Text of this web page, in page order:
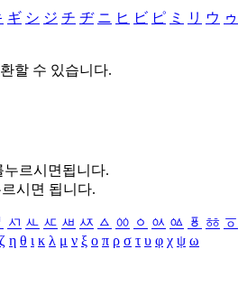
ギ シ ジ チ ヂ ニ ヒ ビ ピ ミ リ ウ ゥ
할 수 있습니다.
누르시면됩니다.
시면 됩니다.
ㅺ ㅻ ㅼ ㅽ ㅾ ㅿ ㆀ ㆁ ㆂ ㆃ ㆄ ㆅ ㆆ
ζ η θ ι κ λ μ ν ξ ο π ρ σ τ υ φ χ ψ ω